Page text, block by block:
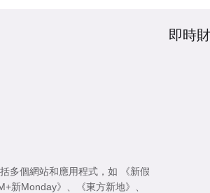
多個網站和應用程式，如
《新假
新Monday》 《東方新地》
即時